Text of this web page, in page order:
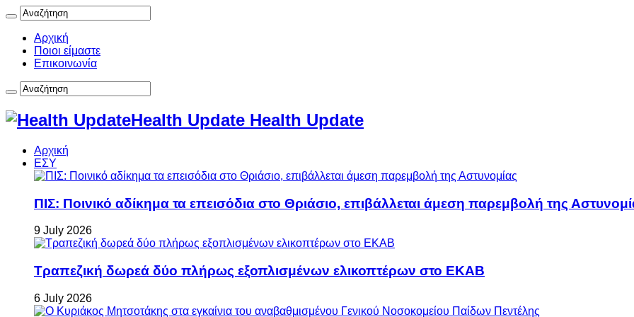
Αρχική
Ποιοι είμαστε
Επικοινωνία
Health Update Health Update
Αρχική
ΕΣΥ
ΠΙΣ: Ποινικό αδίκημα τα επεισόδια στο Θριάσιο, επιβάλλεται άμεση παρεμβολή της
9 July 2026
Τραπεζική δωρεά δύο πλήρως εξοπλισμένων ελικοπτέρων στο ΕΚΑΒ
6 July 2026